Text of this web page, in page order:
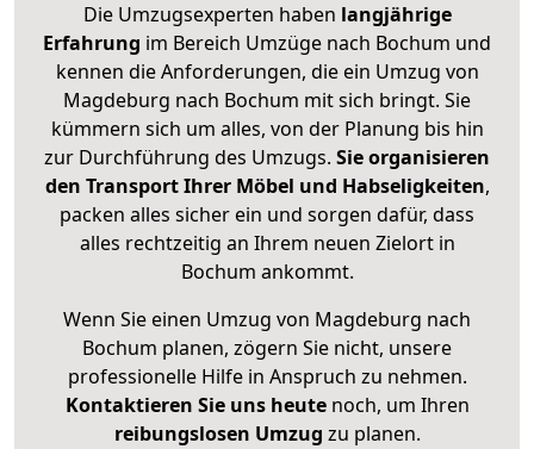
Die Umzugsexperten haben langjährige
Erfahrung im Bereich Umzüge nach Bochum und
kennen die Anforderungen, die ein Umzug von
Magdeburg nach Bochum mit sich bringt. Sie
kümmern sich um alles, von der Planung bis hin
zur Durchführung des Umzugs. Sie organisieren
den Transport Ihrer Möbel und Habseligkeiten,
packen alles sicher ein und sorgen dafür, dass
alles rechtzeitig an Ihrem neuen Zielort in
Bochum ankommt.
Wenn Sie einen Umzug von Magdeburg nach
Bochum planen, zögern Sie nicht, unsere
professionelle Hilfe in Anspruch zu nehmen.
Kontaktieren Sie uns heutenoch, um Ihren
reibungslosen Umzug zu planen.